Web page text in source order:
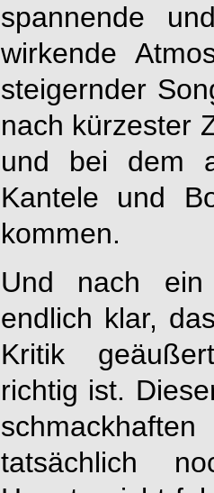
spannende
wirkende
steigernder
nach kürzester
und bei dem
Kantele und
kommen.
Und nach
endlich klar,
Kritik
richtig ist.
tatsächlich